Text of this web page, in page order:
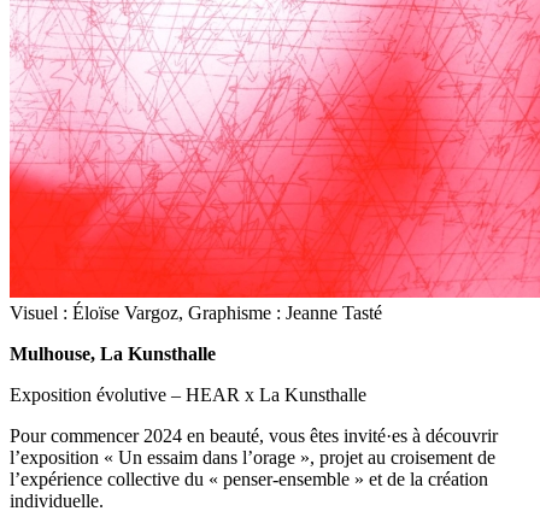
Visuel : Éloïse Vargoz, Graphisme : Jeanne Tasté
Mulhouse, La Kunsthalle
Exposition évolutive – HEAR x La Kunsthalle
Pour commencer 2024 en beauté, vous êtes invité·es à découvrir
l’exposition « Un essaim dans l’orage », projet au croisement de
l’expérience collective du « penser-ensemble » et de la création
individuelle.